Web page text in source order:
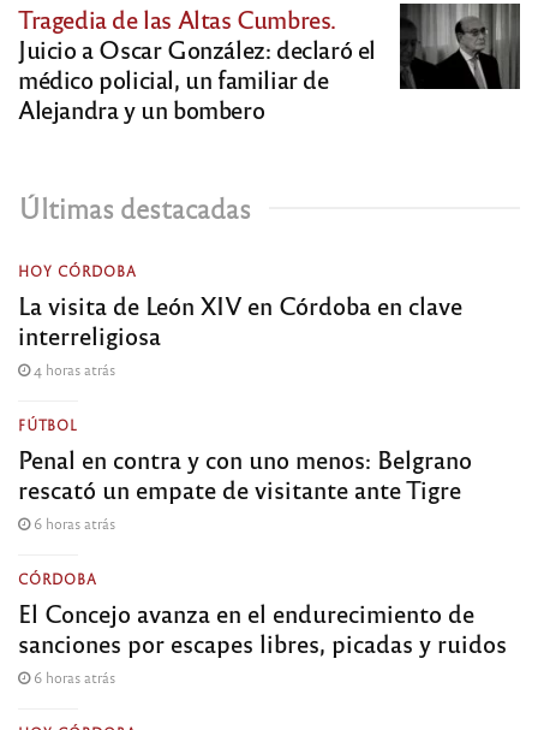
Tragedia de las Altas Cumbres.
Juicio a Oscar González: declaró el
médico policial, un familiar de
Alejandra y un bombero
Últimas destacadas
HOY CÓRDOBA
La visita de León XIV en Córdoba en clave
interreligiosa
4 horas atrás
FÚTBOL
Penal en contra y con uno menos: Belgrano
rescató un empate de visitante ante Tigre
6 horas atrás
CÓRDOBA
El Concejo avanza en el endurecimiento de
sanciones por escapes libres, picadas y ruidos
6 horas atrás